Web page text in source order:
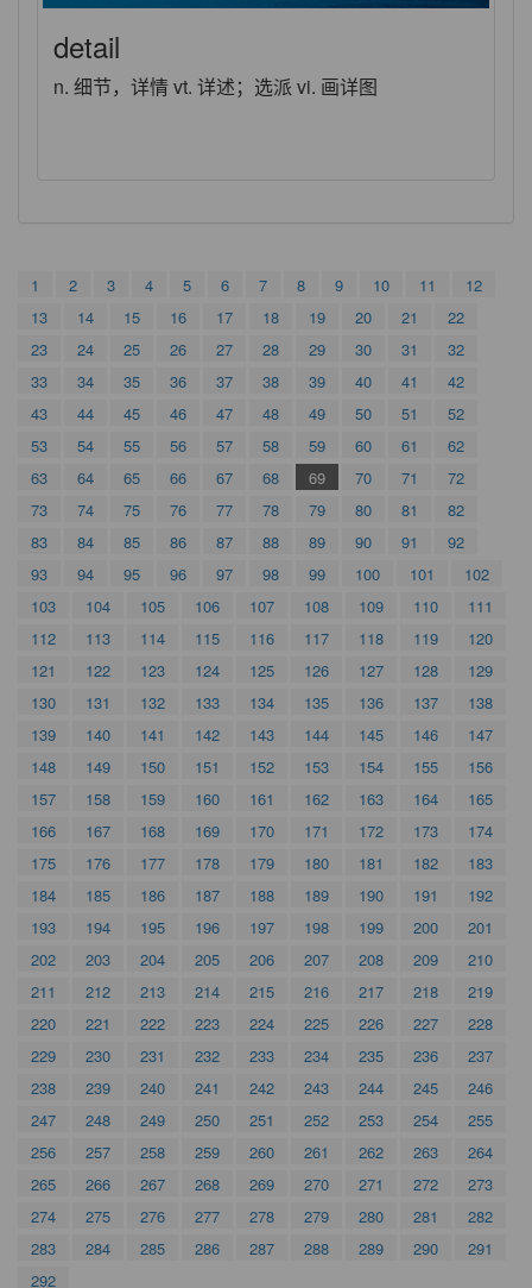
detail
n. 细节，详情 vt. 详述；选派 vi. 画详图
1 2 3 4 5 6 7 8 9 10 11
12
13
14 15 16 17 18 19 20 21
22
23
24 25 26 27 28 29 30 31
32
33
34 35 36 37 38 39 40 41
42
43
44 45 46 47 48 49 50 51
52
53
54 55 56 57 58 59 60 61
62
63
64 65 66 67 68 69 70 71
72
73
74 75 76 77 78 79 80 81
82
83
84 85 86 87 88 89 90 91
92
93
94 95 96 97 98 99 100 101
102
103
104 105 106 107 108 109 110
111
112
113 114 115 116 117 118 119
120
121
122 123 124 125 126 127 128
129
130
131 132 133 134 135 136 137
138
139
140 141 142 143 144 145 146
147
148
149 150 151 152 153 154 155
156
157
158 159 160 161 162 163 164
165
166
167 168 169 170 171 172 173
174
175
176 177 178 179 180 181 182
183
184
185 186 187 188 189 190 191
192
193
194 195 196 197 198 199 200
201
202
203 204 205 206 207 208 209
210
211
212 213 214 215 216 217 218
219
220
221 222 223 224 225 226 227
228
229
230 231 232 233 234 235 236
237
238
239 240 241 242 243 244 245
246
247
248 249 250 251 252 253 254
255
256
257 258 259 260 261 262 263
264
265
266 267 268 269 270 271 272
273
274
275 276 277 278 279 280 281
282
283
284 285 286 287 288 289 290
291
292